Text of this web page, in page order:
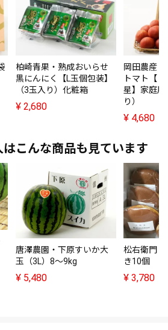
柏崎青果・熟成おいらせ
黒にんにく【L玉個包装】
（3玉入り）化粧箱
¥ 2,680
岡田農産
トマト【
星】家庭
り）
¥ 4,680
こんな商品も見ています
唐澤農園・下原すいか大
玉（3L）8～9kg
¥ 5,480
松右衛門
き10個
¥ 3,780